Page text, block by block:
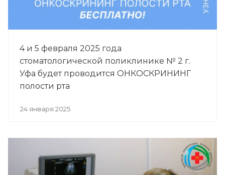
4 и 5 февраля 2025 года
стоматологической поликлинике № 2 г.
Уфа будет проводится ОНКОСКРИНИНГ
полости рта
24 января 2025